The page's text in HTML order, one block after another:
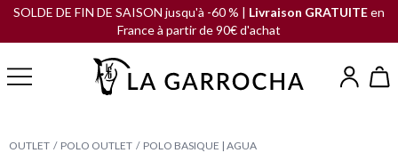
SOLDE DE FIN DE SAISON jusqu'à -60 % | Livraison GRATUITEen
France à partir de 90€ d'achat
OUTLET POLO OUTLET POLO BASIQUE | AGUA